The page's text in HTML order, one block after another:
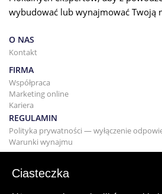
wybudować lub wynajmować Twoją
O NAS
Kontakt
FIRMA
Współpraca
Marketing online
Kariera
REGULAMIN
Polityka prywatności — wyłączenie
Warunki wynajmu
BUDYNEK
Projektowanie
Ciasteczka